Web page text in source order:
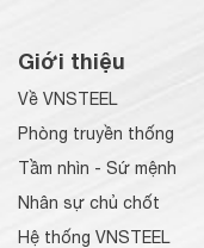
Giới thiệu
Về VNSTEEL
Phòng truyền thống
Tầm nhìn - Sứ mệnh
Nhân sự chủ chốt
Hệ thống VNSTEEL